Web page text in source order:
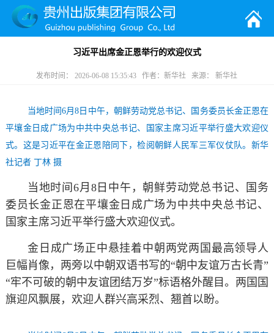
习近平出席金正恩举行的欢迎仪式
发布时间： 2026-06-08 15:35:43 作者：新华社 来源： 新华社
当地时间6月8日中午，朝鲜劳动党总书记、国务委员长金正恩在
平壤金日成广场为中共中央总书记、国家主席习近平举行盛大欢迎仪
式。这是习近平在金正恩陪同下，检阅朝鲜人民军三军仪仗队。新华
社记者 丁林 摄
当地时间6月8日中午，朝鲜劳动党总书记、国务
委员长金正恩在平壤金日成广场为中共中央总书记、
国家主席习近平举行盛大欢迎仪式。
金日成广场正中悬挂着中朝两党两国最高领导人
巨幅肖像，两旁以中朝双语书写的“朝中友谊万古长青”
“牢不可破的朝中友谊团结万岁”标语格外醒目。两国国
旗迎风飘展，欢迎人群兴高采烈、翘首以盼。